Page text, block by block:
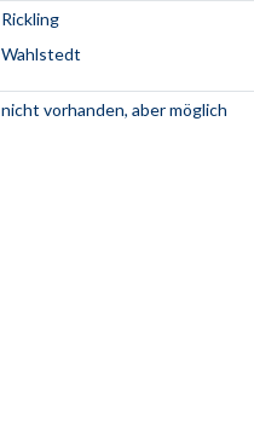
Rickling
Wahlstedt
nicht vorhanden, aber möglich